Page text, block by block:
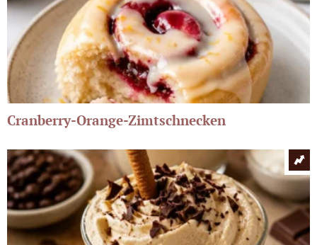
Cranberry-Orange-Zimtschnecken